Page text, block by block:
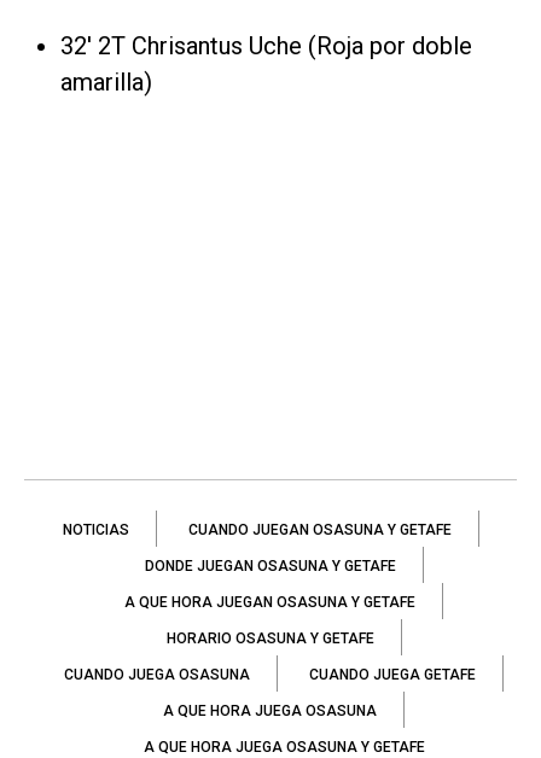
32' 2T Chrisantus Uche (Roja por doble
amarilla)
NOTICIAS CUANDO JUEGAN OSASUNA Y GETAFE
DONDE JUEGAN OSASUNA Y GETAFE
A QUE HORA JUEGAN OSASUNA Y GETAFE
HORARIO OSASUNA Y GETAFE
CUANDO JUEGA OSASUNA CUANDO JUEGA GETAFE
A QUE HORA JUEGA OSASUNA
A QUE HORA JUEGA OSASUNA Y GETAFE